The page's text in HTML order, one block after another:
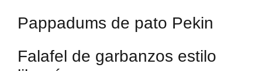
Pappadums de pato Pekin
Falafel de garbanzos estilo